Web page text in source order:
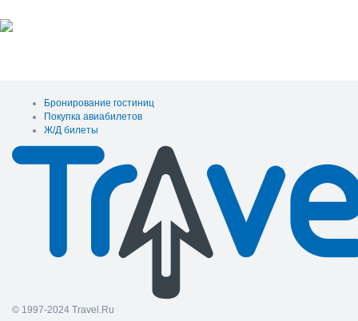
Бронирование гостиниц
Покупка авиабилетов
Ж/Д билеты
© 1997-2024 Travel.Ru